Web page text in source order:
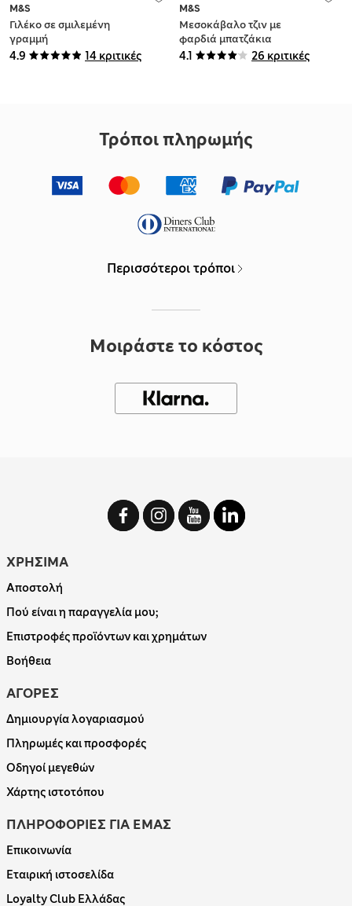
4.9 14 κριτικές
M&S
Γιλέκο σε σμιλεμένη
γραμμή
4.1 26 κριτικές
M&S
Μεσοκάβαλο τζιν με
φαρδιά μπατζάκια
και ραφές μπροστά
Τρόποι πληρωμής
Περισσότεροι τρόποι
Μοιράστε το κόστος
ΧΡΗΣΙΜΑ
Αποστολή
Πού είναι η παραγγελία μου;
Επιστροφές προϊόντων και χρημάτων
Βοήθεια
ΑΓΟΡΕΣ
Δημιουργία λογαριασμού
Πληρωμές και προσφορές
Οδηγοί μεγεθών
Χάρτης ιστοτόπου
ΠΛΗΡΟΦΟΡΙΕΣ ΓΙΑ ΕΜΑΣ
Επικοινωνία
Εταιρική ιστοσελίδα
Loyalty Club Ελλάδας